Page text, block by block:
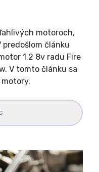
motoroch,
článku
1.2 8v radu Fire
V tomto článku sa